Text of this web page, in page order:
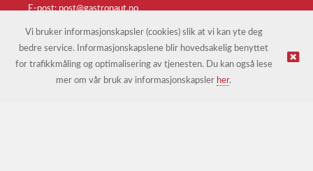
E-post:post@gastronaut.no
© Gastronaut AS | Nettbutikk levert av Kréatif
Vi bruker informasjonskapsler (cookies) slik at vi kan yte deg
bedre service. Informasjonskapslene blir hovedsakelig benyttet
for trafikkmåling og optimalisering av tjenesten. Du kan også lese
mer om vår bruk av informasjonskapsler her.